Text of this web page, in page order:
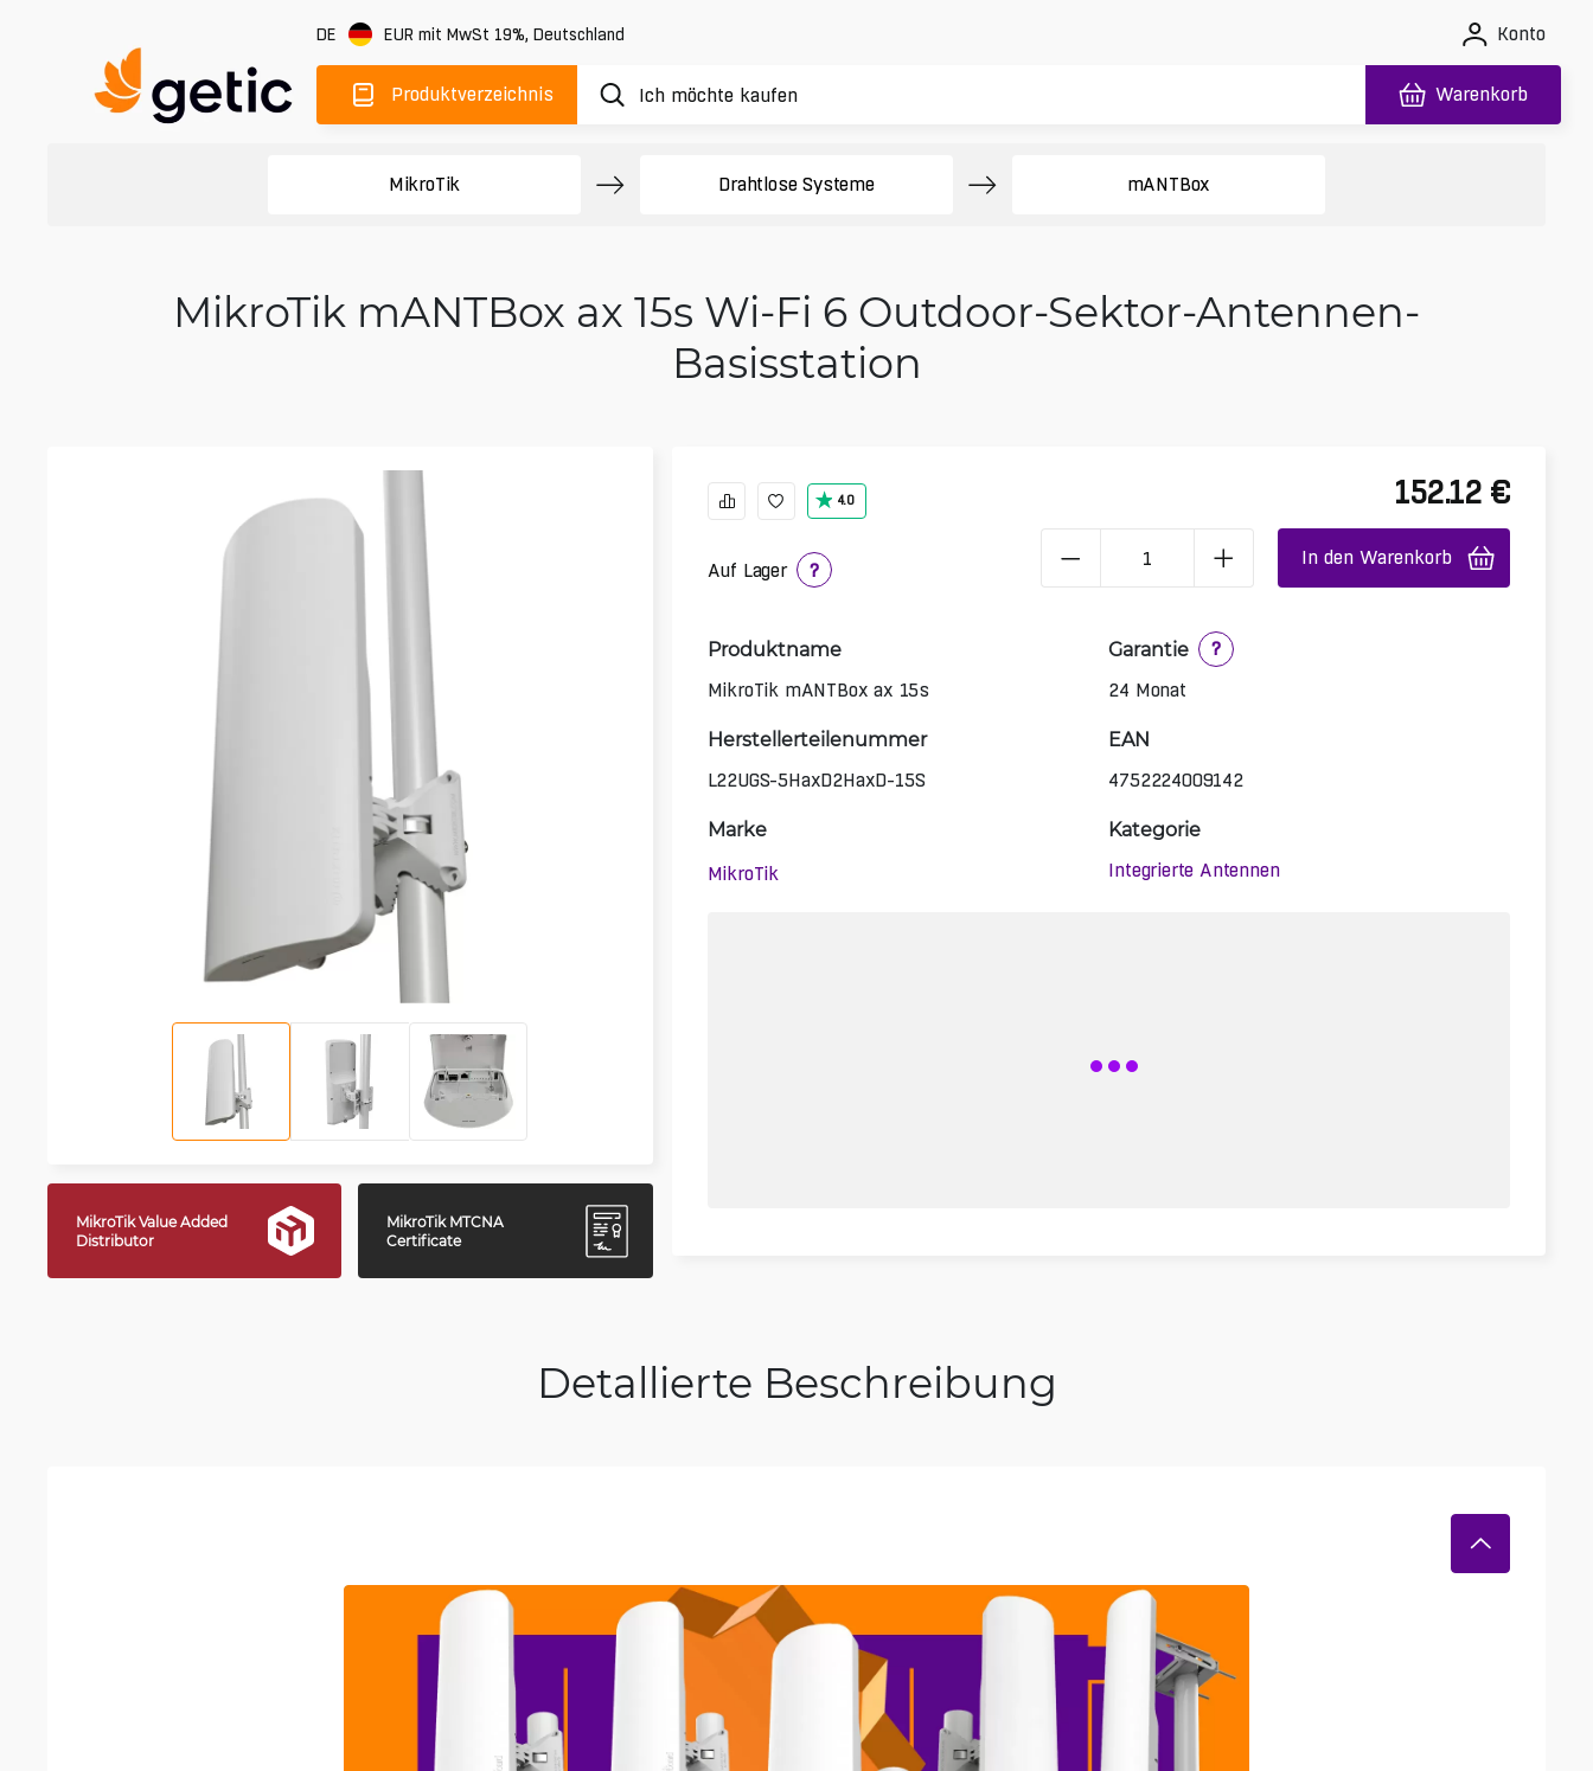
DE EUR mit MwSt 19%, Deutschland Konto
Produktverzeichnis Warenkorb
MikroTik Drahtlose Systeme mANTBox
MikroTik mANTBox ax 15s Wi‑Fi 6 Outdoor-Sektor-Antennen-
Basisstation
MikroTik Value Added
Distributor
MikroTik MTCNA
Certificate
4.0
Auf Lager ?
152.12 €
In den Warenkorb
Produktname
MikroTik mANTBox ax 15s
Garantie
?
24 Monat
Herstellerteilenummer
L22UGS-5HaxD2HaxD-15S
EAN
4752224009142
Marke
MikroTik
Kategorie
Integrierte Antennen
Detallierte Beschreibung